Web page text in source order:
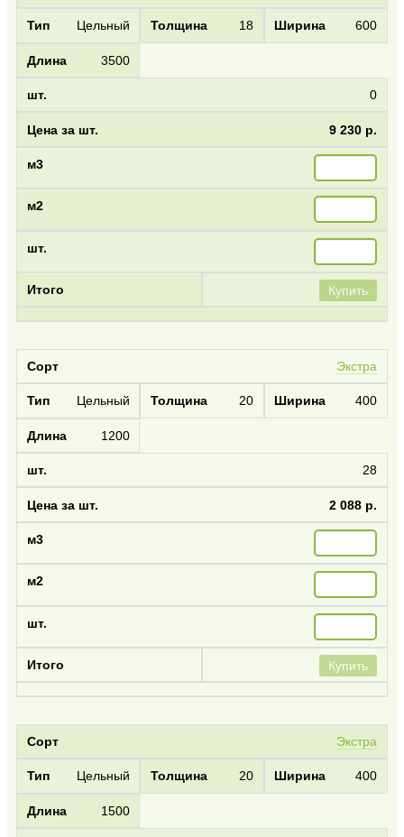
Цельный 18 600
3500
0
9 230 р.
Купить
Экстра
Цельный 20 400
1200
28
2 088 р.
Купить
Экстра
Цельный 20 400
1500